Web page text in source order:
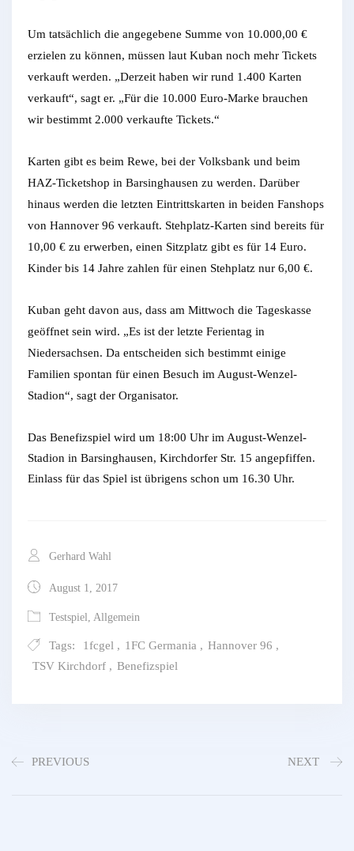
Um tatsächlich die angegebene Summe von 10.000,00 €
erzielen zu können, müssen laut Kuban noch mehr Tickets
verkauft werden. „Derzeit haben wir rund 1.400 Karten
verkauft“, sagt er. „Für die 10.000 Euro-Marke brauchen
wir bestimmt 2.000 verkaufte Tickets.“
Karten gibt es beim Rewe, bei der Volksbank und beim
HAZ-Ticketshop in Barsinghausen zu werden. Darüber
hinaus werden die letzten Eintrittskarten in beiden Fanshops
von Hannover 96 verkauft. Stehplatz-Karten sind bereits für
10,00 € zu erwerben, einen Sitzplatz gibt es für 14 Euro.
Kinder bis 14 Jahre zahlen für einen Stehplatz nur 6,00 €.
Kuban geht davon aus, dass am Mittwoch die Tageskasse
geöffnet sein wird. „Es ist der letzte Ferientag in
Niedersachsen. Da entscheiden sich bestimmt einige
Familien spontan für einen Besuch im August-Wenzel-
Stadion“, sagt der Organisator.
Das Benefizspiel wird um 18:00 Uhr im August-Wenzel-
Stadion in Barsinghausen, Kirchdorfer Str. 15 angepfiffen.
Einlass für das Spiel ist übrigens schon um 16.30 Uhr.
Gerhard Wahl
August 1, 2017
Testspiel, Allgemein
Tags: 1fcgel , 1FC Germania , Hannover 96 ,
TSV Kirchdorf , Benefizspiel
PREVIOUS NEXT